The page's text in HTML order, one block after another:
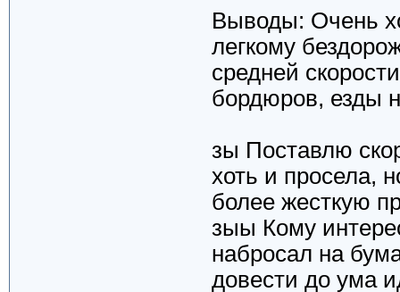
Выводы: Очень
легкому
средней
бордюров, езды
зы Поставлю
хоть и просела,
более жесткую
зыы Кому
набросал на
довести до ума